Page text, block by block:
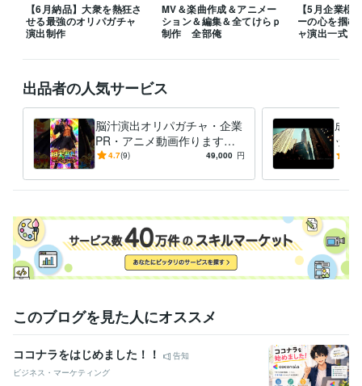
ビジネス・クリエイティブツール
OBS Studio:1年BASE:4年 Shopify:2年Google スプレッドシート:4年
Google ドキュメント:3年
Numbers:1年Pages:1年
CapCut:3年
Live2D:1年Excel:12年Google Analytics:10年Adobe Firefly:2年
STUDIO:2年iZotope RX:2年Melodyne:2年
得意分野
IT相談・システム開発 GAS×スプシ×WebApp　制作
エージェント
構築GAS,N8N,Dify
アプリ構築 企業店舗様向け完全オーダメイドツ
ール設計 専門用語なし　丸投げオーダメイド 業務設計図作成
自動化 プログラミング 開発 運用
セキュリティ
形骸化しないモノづく
GAS 業務DX
き残る皆に愛されるお店の作り方！
素材なしでもOK、高純度な企業
PR動画
歌ってみたMIX【直近納品実績7件】 フルアニメーションM
V,PV作成
オリパガチャ、ガチャ演出設計～映像制作
経営戦略 ビジネス コーチング 事業再生
語学力
英語 ビジネスレベル
【6月納品】大衆を熱狂さ
せる最強のオリパガチャ
演出制作
MV＆楽曲作成＆アニメー
ション＆編集＆全てけらｐ
制作 全部俺
【5月企業様
ーの心を掴む
ャ演出一式
出品者の人気サービス
脳汁演出オリパガチャ・企業
PR・アニメ動画作ります
【納品実績多数】企業・店舗
で制作
4.7(9) 49,000 円
成約
ック
【法
制作
このブログを見た人にオススメ
ココナラをはじめました！！
告知
ビジネス・マーケティング